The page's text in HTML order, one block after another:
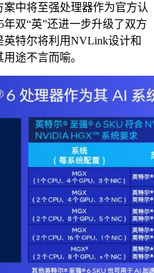
中将至强处理器作为官方认
双“英”还进一步升级了双方
特尔将利用NVLink设计和
途不言而喻。